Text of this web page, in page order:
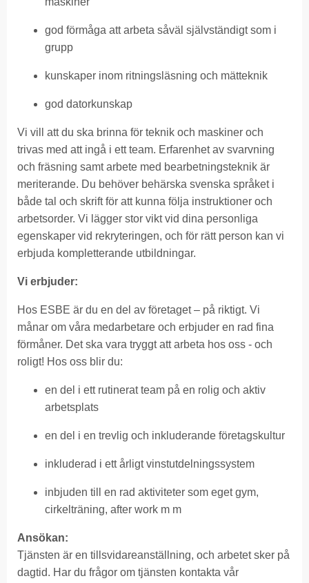
god förmåga att arbeta såväl självständigt som i
grupp
kunskaper inom ritningsläsning och mätteknik
god datorkunskap
Vi vill att du ska brinna för teknik och maskiner och
trivas med att ingå i ett team. Erfarenhet av svarvning
och fräsning samt arbete med bearbetningsteknik är
meriterande. Du behöver behärska svenska språket i
både tal och skrift för att kunna följa instruktioner och
arbetsorder. Vi lägger stor vikt vid dina personliga
egenskaper vid rekryteringen, och för rätt person kan vi
erbjuda kompletterande utbildningar.
Vi erbjuder:
Hos ESBE är du en del av företaget – på riktigt. Vi
månar om våra medarbetare och erbjuder en rad fina
förmåner. Det ska vara tryggt att arbeta hos oss - och
roligt! Hos oss blir du:
en del i ett rutinerat team på en rolig och aktiv
arbetsplats
en del i en trevlig och inkluderande företagskultur
inkluderad i ett årligt vinstutdelningssystem
inbjuden till en rad aktiviteter som eget gym,
cirkelträning, after work m m
Ansökan:
Tjänsten är en tillsvidareanställning, och arbetet sker på
dagtid. Har du frågor om tjänsten kontakta vår